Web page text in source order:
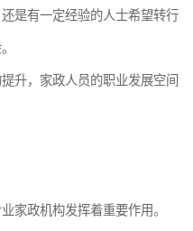
是有一定经验的人士希望转行
升，家政人员的职业发展空间
家政机构发挥着重要作用。